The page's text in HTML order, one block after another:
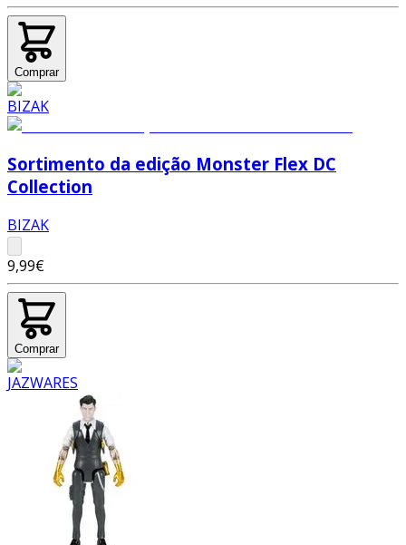
Comprar
Sortimento da edição Monster Flex DC
Collection
BIZAK
9,99€
Comprar